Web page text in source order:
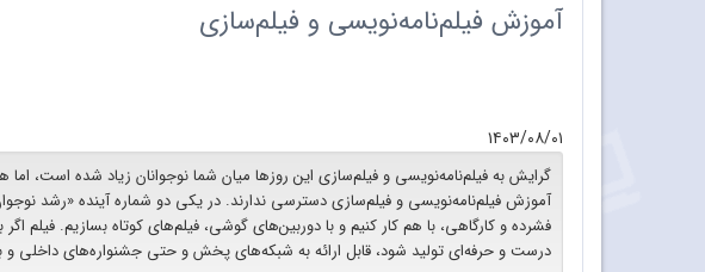
آموزش فیلم‌نامه‌نویسی و فیلم‌سازی
۱۴۰۳/۰۸/۰۱
گرایش به فیلم‌نامه‌نویسی و فیلم‌سازی این روزها میان شما نوجوانان زیاد شده است، اما
آموزش فیلم‌نامه‌نویسی و فیلم‌سازی دسترسی ندارند. در یکی دو شماره آینده «رشد
فشرده و کارگاهی، با هم کار کنیم و با دوربین‌های گوشی، فیلم‌های کوتاه بسازیم. فیلم
درست و حرفه‌ای تولید شود، قابل ارائه به شبکه‌های پخش و حتی جشنواره‌های داخلی و